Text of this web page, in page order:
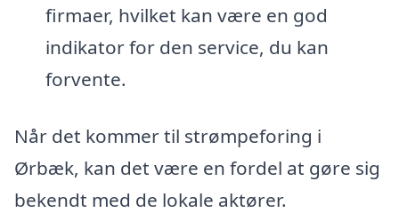
firmaer, hvilket kan være en god
indikator for den service, du kan
forvente.
Når det kommer til strømpeforing i
Ørbæk, kan det være en fordel at gøre sig
bekendt med de lokale aktører.